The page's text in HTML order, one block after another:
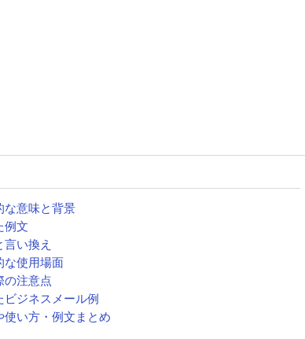
な意味と背景
例文
言い換え
な使用場面
の注意点
ビジネスメール例
使い方・例文まとめ